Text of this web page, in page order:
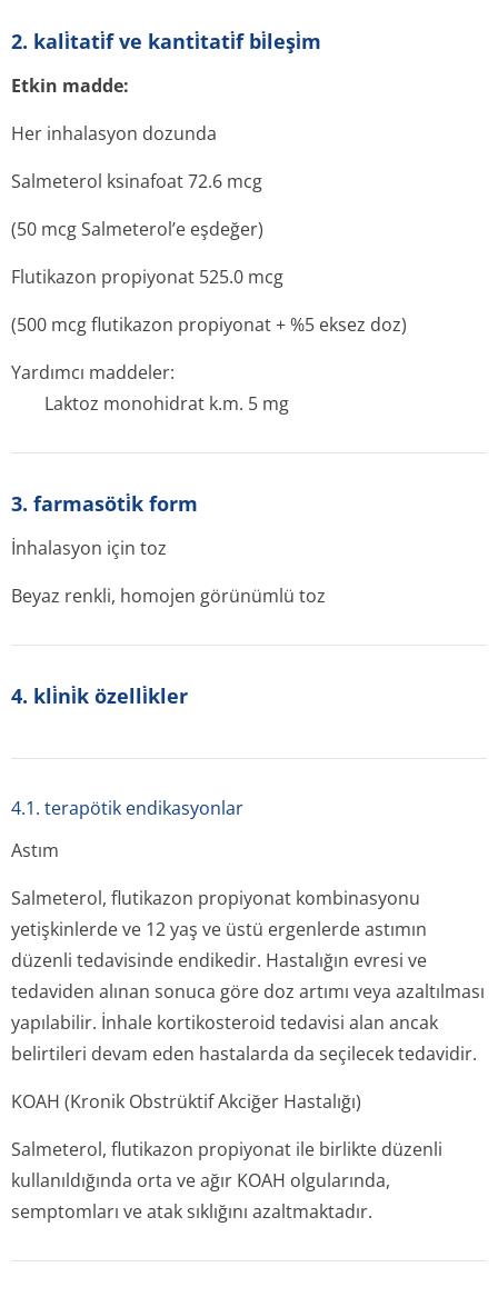
2. kali̇tati̇f ve kanti̇tati̇f bi̇leşi̇m
Etkin madde:
Her inhalasyon dozunda
Salmeterol ksinafoat 72.6 mcg
(50 mcg Salmeterol’e eşdeğer)
Flutikazon propiyonat 525.0 mcg
(500 mcg flutikazon propiyonat + %5 eksez doz)
Yardımcı maddeler:
Laktoz monohidrat k.m. 5 mg
3. farmasöti̇k form
İnhalasyon için toz
Beyaz renkli, homojen görünümlü toz
4. kli̇ni̇k özelli̇kler
4.1. terapötik endikasyonlar
Astım
Salmeterol, flutikazon propiyonat kombinasyonu
yetişkinlerde ve 12 yaş ve üstü ergenlerde astımın
düzenli tedavisinde endikedir. Hastalığın evresi ve
tedaviden alınan sonuca göre doz artımı veya azaltılması
yapılabilir. İnhale kortikosteroid tedavisi alan ancak
belirtileri devam eden hastalarda da seçilecek tedavidir.
KOAH (Kronik Obstrüktif Akciğer Hastalığı)
Salmeterol, flutikazon propiyonat ile birlikte düzenli
kullanıldığında orta ve ağır KOAH olgularında,
semptomları ve atak sıklığını azaltmaktadır.